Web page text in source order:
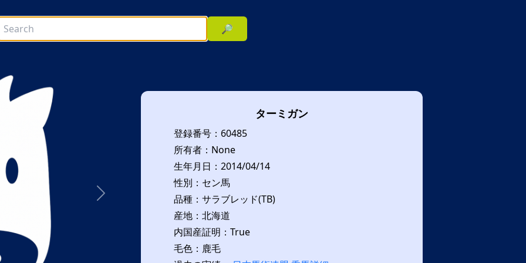
🔎
次へ
ターミガン
登録番号：60485
所有者：None
生年月日：2014/04/14
性別：セン馬
品種：サラブレッド(TB)
産地：北海道
内国産証明：True
毛色：鹿毛